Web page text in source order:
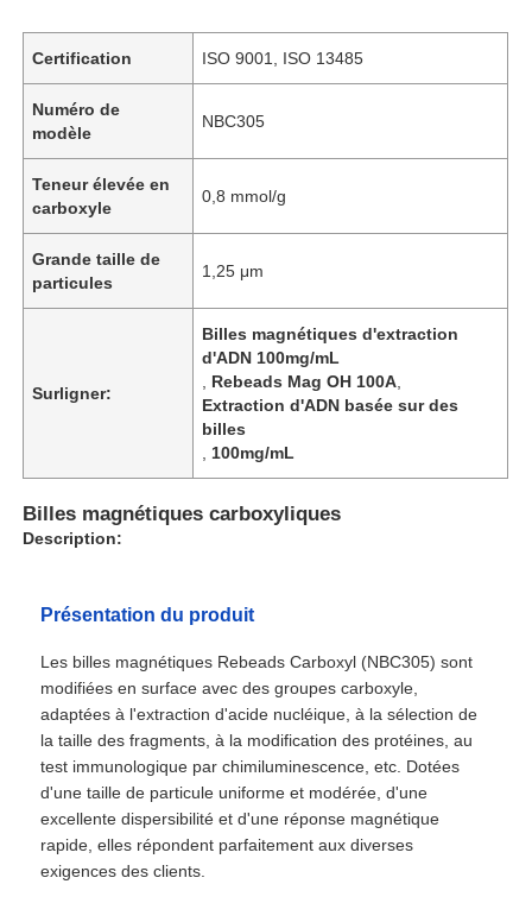
Certification ISO 9001, ISO 13485
Numéro de
modèle
NBC305
Teneur élevée en
carboxyle
0,8 mmol/g
Grande taille de
particules
1,25 μm
Surligner:
Billes magnétiques d'extraction
d'ADN 100mg/mL
Rebeads Mag OH 100A
Extraction d'ADN basée sur des
billes
100mg/mL
Billes magnétiques carboxyliques
Description:
Présentation du produit
Les billes magnétiques Rebeads Carboxyl (NBC305) sont
modifiées en surface avec des groupes carboxyle,
adaptées à l'extraction d'acide nucléique, à la sélection de
la taille des fragments, à la modification des protéines, au
test immunologique par chimiluminescence, etc. Dotées
d'une taille de particule uniforme et modérée, d'une
excellente dispersibilité et d'une réponse magnétique
rapide, elles répondent parfaitement aux diverses
exigences des clients.